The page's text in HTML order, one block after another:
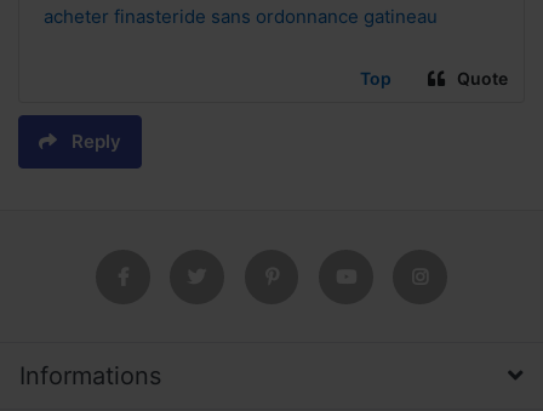
acheter finasteride sans ordonnance gatineau
Top Quote
Reply
Informations